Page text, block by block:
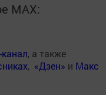
MАХ:
, а также
, «Дзен» и Макс